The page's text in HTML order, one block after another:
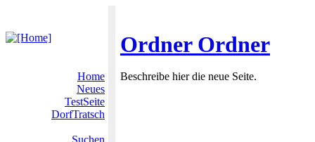
Ordner Ordner
Home
Neues
TestSeite
DorfTratsch
Suchen
Beschreibe hier die neue Seite.